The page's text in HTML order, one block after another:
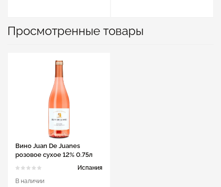
Просмотренные товары
Вино Juan De Juanes
розовое сухое 12% 0.75л
Испания
В наличии